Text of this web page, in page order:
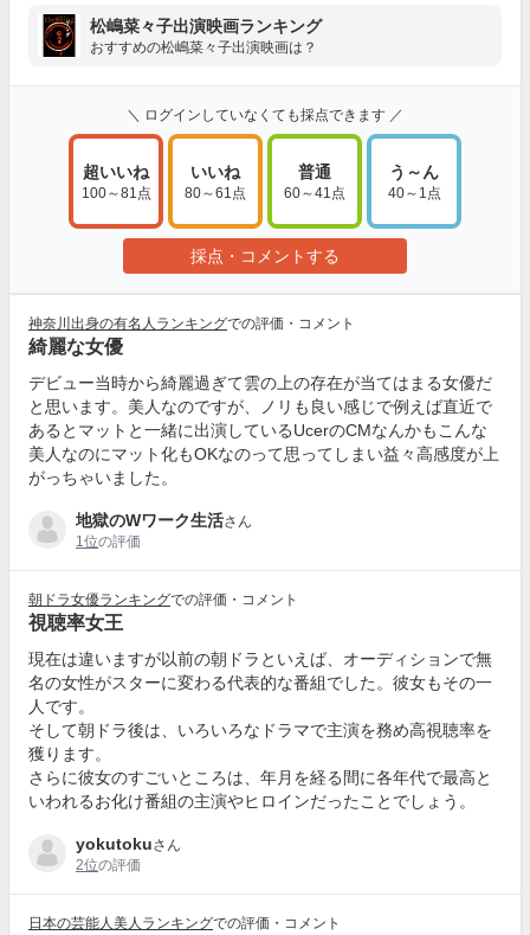
松嶋菜々子出演映画ランキング
おすすめの松嶋菜々子出演映画は？
＼ ログインしていなくても採点できます ／
超いいね
100～81点
いいね
80～61点
普通
60～41点
う～ん
40～1点
採点・コメントする
神奈川出身の有名人ランキングでの評価・コメント
綺麗な女優
デビュー当時から綺麗過ぎて雲の上の存在が当てはまる女優だ
と思います。美人なのですが、ノリも良い感じで例えば直近で
あるとマットと一緒に出演しているUcerのCMなんかもこんな
美人なのにマット化もOKなのって思ってしまい益々高感度が上
がっちゃいました。
地獄のWワーク生活さん
1位の評価
朝ドラ女優ランキングでの評価・コメント
視聴率女王
現在は違いますが以前の朝ドラといえば、オーディションで無
名の女性がスターに変わる代表的な番組でした。彼女もその一
人です。
そして朝ドラ後は、いろいろなドラマで主演を務め高視聴率を
獲ります。
さらに彼女のすごいところは、年月を経る間に各年代で最高と
いわれるお化け番組の主演やヒロインだったことでしょう。
yokutokuさん
2位の評価
日本の芸能人美人ランキングでの評価・コメント